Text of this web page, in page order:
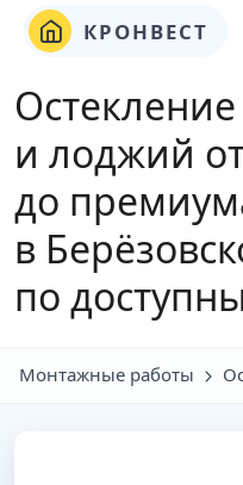
КРОНВЕСТ
и лоджий
до
в
по
Монтажные работы